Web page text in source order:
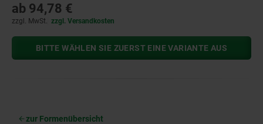
ab 94,78 €
zzgl. MwSt. zzgl. Versandkosten
BITTE WÄHLEN SIE ZUERST EINE VARIANTE AUS
zur Formenübersicht